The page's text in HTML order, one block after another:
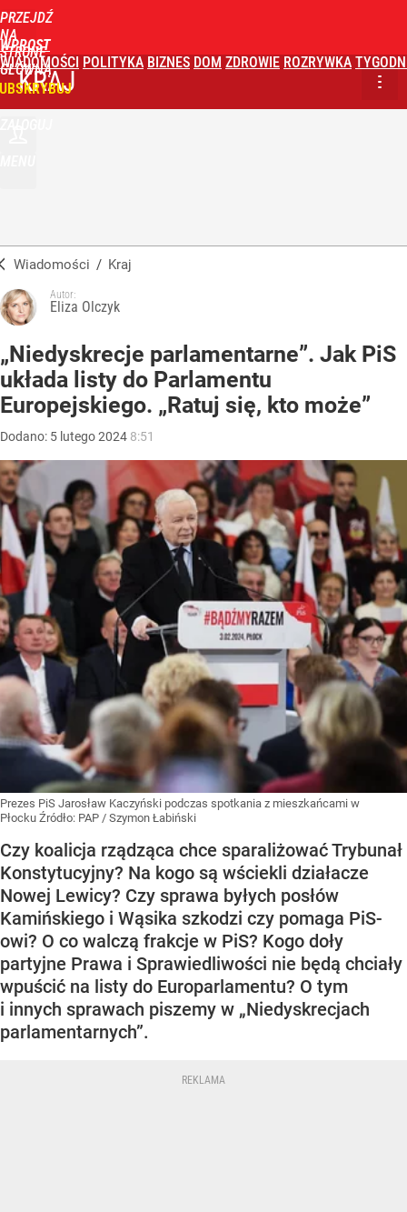
PRZEJDŹ
NA
STRONĘ
GŁÓWNĄ
WPROST
WIADOMOŚCI POLITYKA BIZNES DOM ZDROWIE ROZRYWKA
KRAJ
Wiadomości / Kraj
Autor:
Eliza Olczyk
„Niedyskrecje parlamentarne”. Jak PiS
układa listy do Parlamentu
Europejskiego. „Ratuj się, kto może”
Dodano: 5 lutego2024 8:51
Prezes PiS Jarosław Kaczyński podczas spotkania z mieszkańcami w
Płocku Źródło: PAP / Szymon Łabiński
Czy koalicja rządząca chce sparaliżować Trybunał
Konstytucyjny? Na kogo są wściekli działacze
Nowej Lewicy? Czy sprawa byłych posłów
Kamińskiego i Wąsika szkodzi czy pomaga PiS-
owi? O co walczą frakcje w PiS? Kogo doły
partyjne Prawa i Sprawiedliwości nie będą chciały
wpuścić na listy do Europarlamentu? O tym
i innych sprawach piszemy w „Niedyskrecjach
parlamentarnych”.